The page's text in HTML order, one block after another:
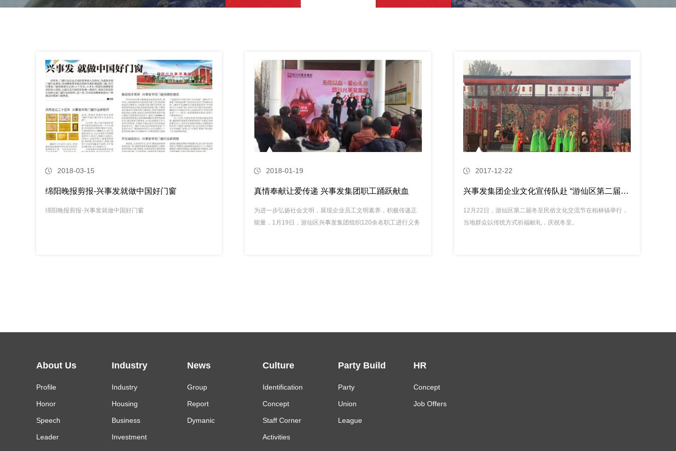
2018-03-15
绵阳晚报剪报-兴事发就做中国好门窗
绵阳晚报剪报-兴事发就做中国好门窗
2018-01-19
真情奉献让爱传递 兴事发集团职工踊跃献血
为进一步弘扬社会文明，展现企业员工文明素养，积极传递正
能量，1月19日，游仙区兴事发集团组织120余名职工进行义务
2017-12-22
兴事发集团企业文化宣传队赴 “游仙区第二届冬至民俗文化交流节”演出
12月22日，游仙区第二届冬至民俗文化交流节在柏林镇举行，
当地群众以传统方式祈福献礼，庆祝冬至。
About Us
Profile
Honor
Speech
Leader
Industry
Industry
Housing
Business
Investment
News
Group
Report
Dymanic
Culture
Identification
Concept
Staff Corner
Activities
Party Build
Party
Union
League
HR
Concept
Job Offers